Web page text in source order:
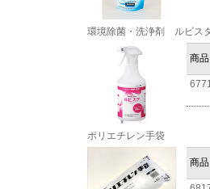
環境除菌・洗浄剤 ルビス
商
ポリエチレン手袋
商